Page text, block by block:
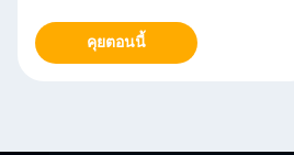
คุยตอนนี้